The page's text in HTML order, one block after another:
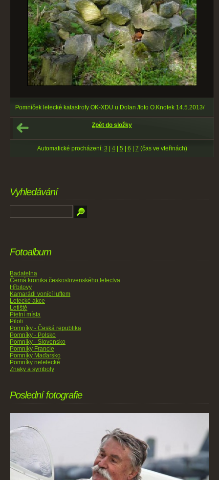
Pomníček letecké katastrofy OK-XDU u Dolan /foto O.Knotek 14.5.2013/
Zpět do složky
Automatické procházení: 3 4| 5 6 7 (čas ve vteřinách)
Vyhledávání
Fotoalbum
Badatelna
Černá kronika československého letectva
Hřbitovy
Kamarádi vonící luftem
Letecké akce
Letiště
Pietní místa
Piloti
Pomníky - Česká republika
Pomníky - Polsko
Pomníky - Slovensko
Pomníky Francie
Pomníky Maďarsko
Pomníky neletecké
Znaky a symboly
Poslední fotografie